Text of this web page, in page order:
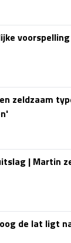
zeldzaam
| Martin
de lat ligt